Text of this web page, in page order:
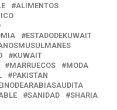
ALIMENTOS
ESTADODEKUWAIT
KUWAIT
MARRUECOS
MODA
PAKISTAN
SANIDAD
SHARIA